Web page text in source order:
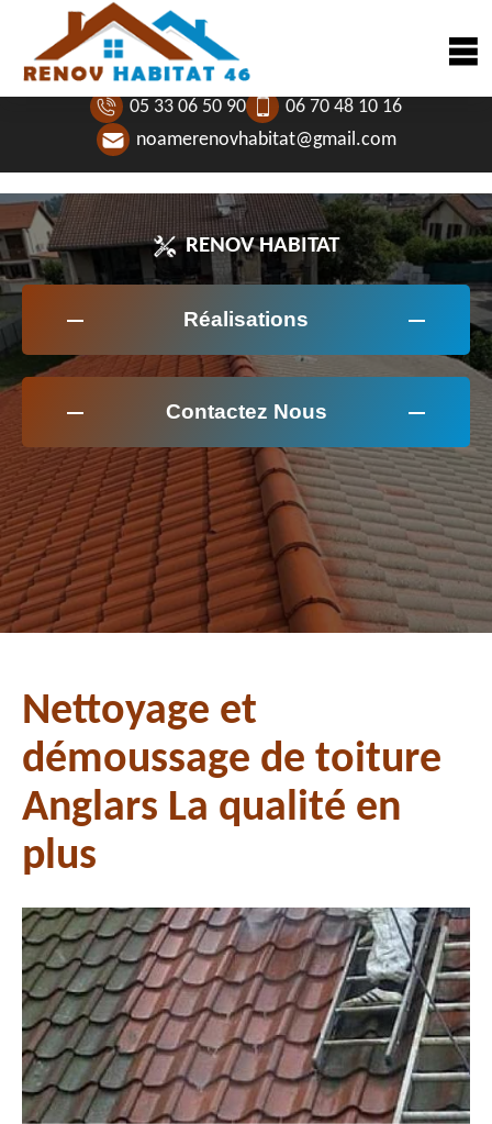
05 33 06 50 90
06 70 48 10 16
noamerenovhabitat@gmail.com
RENOV HABITAT
Réalisations
Contactez Nous
Nettoyage et
démoussage de toiture
Anglars La qualité en
plus